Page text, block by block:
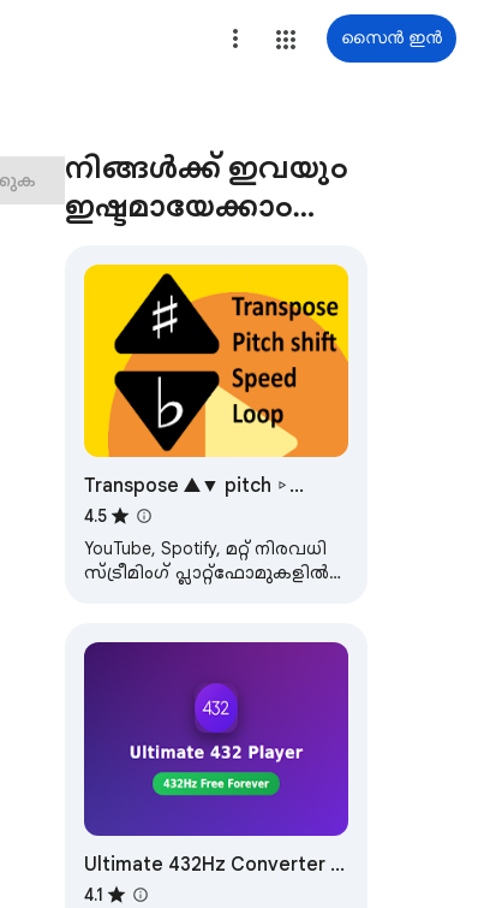
സൈൻ ഇൻ
നിങ്ങൾക്ക് ഇവയും
ഇഷ്ടമായേക്കാം…
Transpose ▲▼ pitch ▹
speed ▹ loop
4.5
YouTube, Spotify, മറ്റ് നിരവധി
സ്ട്രീമിംഗ് പ്ലാറ്റ്‌ഫോമുകളിൽ
ലൂപ്പ് ചെയ്യുക.
Ultimate 432Hz Converter :
Spotify YouTube Tidal & All
4.1